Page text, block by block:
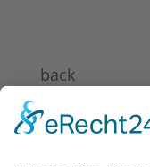
back
News 2023